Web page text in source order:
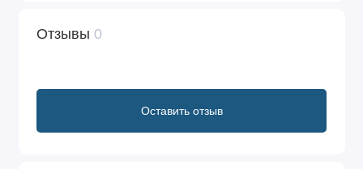
Отзывы 0
Оставить отзыв